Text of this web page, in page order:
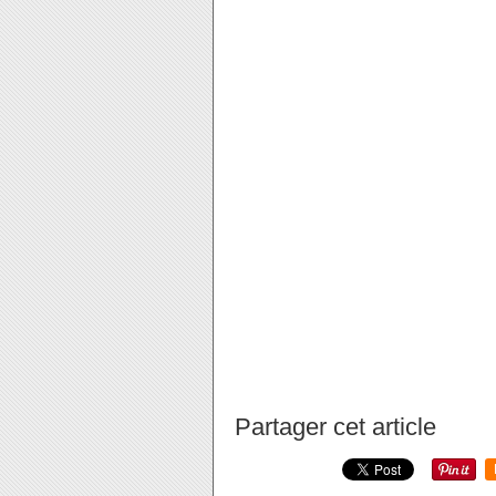
Partager cet article